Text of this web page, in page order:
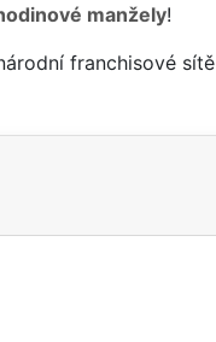
manžely!
franchisové sítě